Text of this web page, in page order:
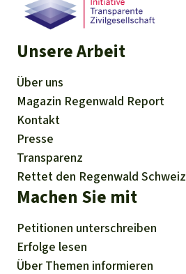
Unsere Arbeit
Über uns
Magazin Regenwald Report
Kontakt
Presse
Transparenz
Rettet den Regenwald Schweiz
Machen Sie mit
Petitionen unterschreiben
Erfolge lesen
Über Themen informieren